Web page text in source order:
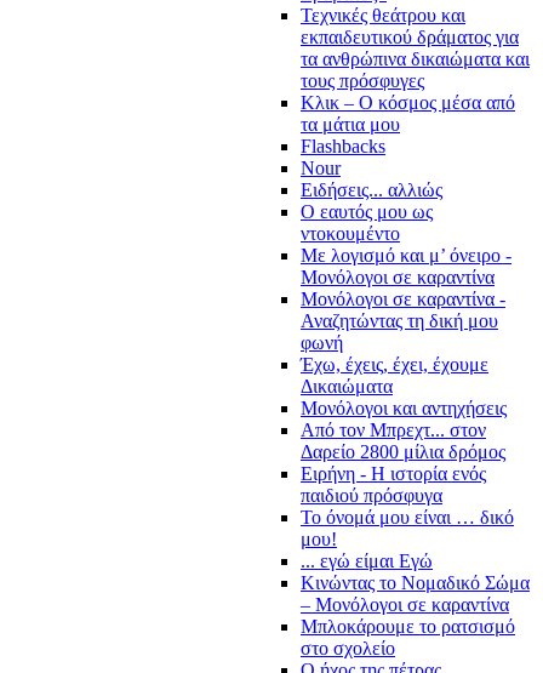
Τεχνικές θεάτρου και
εκπαιδευτικού δράματος για
τα ανθρώπινα δικαιώματα και
τους πρόσφυγες
Κλικ – Ο κόσμος μέσα από
τα μάτια μου
Flashbacks
Nour
Ειδήσεις... αλλιώς
Ο εαυτός μου ως
ντοκουμέντο
Με λογισμό και μ’ όνειρο -
Μονόλογοι σε καραντίνα
Μονόλογοι σε καραντίνα -
Αναζητώντας τη δική μου
φωνή
Έχω, έχεις, έχει, έχουμε
Δικαιώματα
Μονόλογοι και αντηχήσεις
Από τον Μπρεχτ... στον
Δαρείο 2800 μίλια δρόμος
Ειρήνη - Η ιστορία ενός
παιδιού πρόσφυγα
Το όνομά μου είναι … δικό
μου!
... εγώ είμαι Εγώ
Κινώντας το Νομαδικό Σώμα
– Μονόλογοι σε καραντίνα
Μπλοκάρουμε το ρατσισμό
στο σχολείο